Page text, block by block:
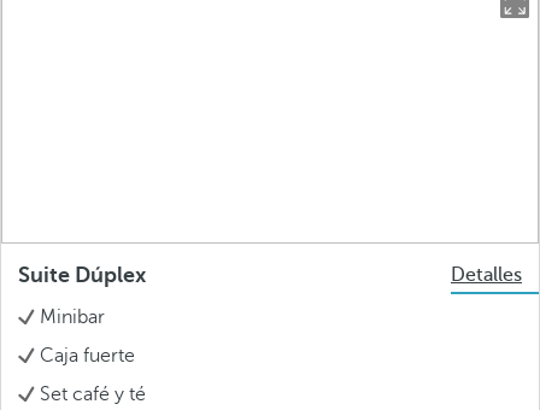
Suite Dúplex
Detalles
Minibar
Caja fuerte
Set café y té